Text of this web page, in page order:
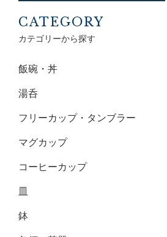
CATEGORY
カテゴリーから探す
飯碗・丼
湯呑
フリーカップ・タンブラー
マグカップ
コーヒーカップ
皿
鉢